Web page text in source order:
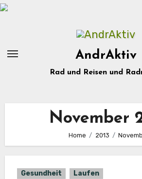
Zum
AndrAktiv
Rad und Reisen und
November
Home 2013
Gesundheit Laufen